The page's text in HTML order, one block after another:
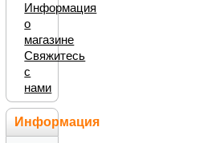
Информация
о
магазине
Свяжитесь
с
нами
Информация